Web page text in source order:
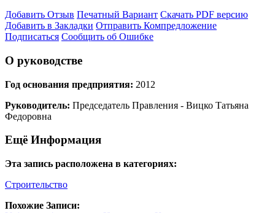
Добавить Отзыв Печатный Вариант Скачать PDF версию
Добавить в Закладки Отправить Компредложение
Подписаться Сообщить об Ошибке
О руководстве
Год основания предприятия: 2012
Руководитель: Председатель Правления - Вицко Татьяна
Федоровна
Ещё Информация
Эта запись расположена в категориях:
Строительство
Похожие Записи: